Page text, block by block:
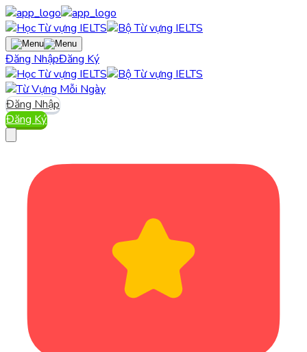
Đăng NhậpĐăng Ký
Đăng Nhập
Đăng Ký